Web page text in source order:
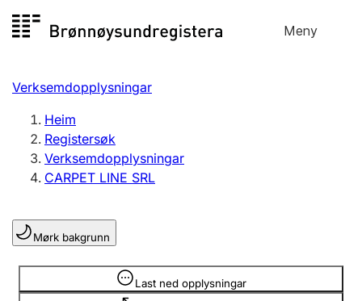
til
Meny
Registersøk
Aksjeselskap
Enkeltpersonføretak
Registrere, endre, slette
Lag og foreining
Registrere, endre, slette
Verksemdopplysningar
Heim
Registersøk
Verksemdopplysningar
CARPET LINE SRL
Mørk bakgrunn
Last ned opplysningar
Opplysninger er skjult